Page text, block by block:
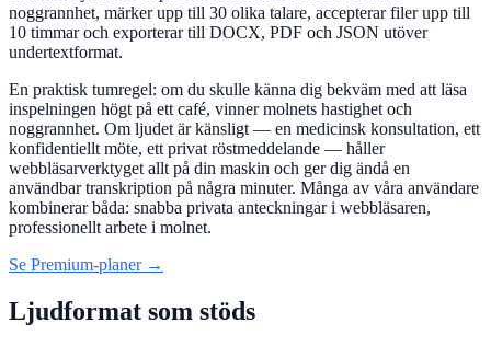
noggrannhet, märker upp till 30 olika talare, accepterar filer upp till
10 timmar och exporterar till DOCX, PDF och JSON utöver
undertextformat.
En praktisk tumregel: om du skulle känna dig bekväm med att läsa
inspelningen högt på ett café, vinner molnets hastighet och
noggrannhet. Om ljudet är känsligt — en medicinsk konsultation, ett
konfidentiellt möte, ett privat röstmeddelande — håller
webbläsarverktyget allt på din maskin och ger dig ändå en
användbar transkription på några minuter. Många av våra användare
kombinerar båda: snabba privata anteckningar i webbläsaren,
professionellt arbete i molnet.
Se Premium-planer →
Ljudformat som stöds